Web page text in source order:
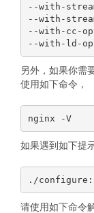
--with-
--with-
--with-cc-
另外，如果你需
使用如下命令，
nginx -V
如果遇到如下提
请使用如下命令